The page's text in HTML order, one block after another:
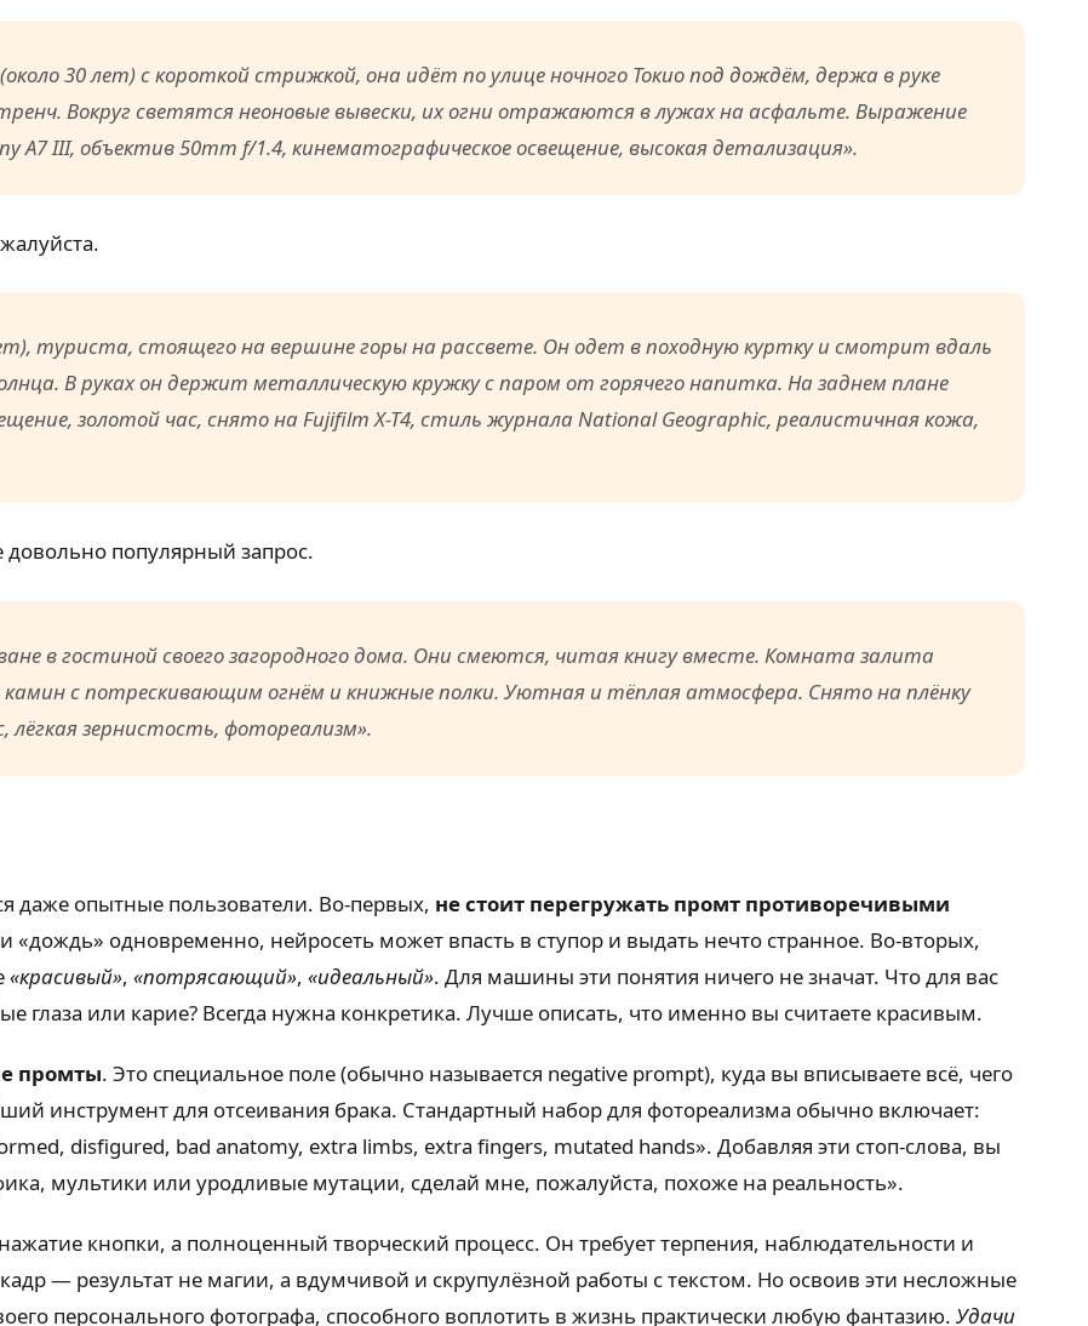
30 лет) с короткой стрижкой, она идёт по улице ночного Токио под дождём, держа в руке
Вокруг светятся неоновые вывески, их огни отражаются в лужах на асфальте. Выражение
A7 III, объектив 50mm f/1.4, кинематографическое освещение, высокая детализация».
туриста, стоящего на вершине горы на рассвете. Он одет в походную куртку и смотрит вдаль
В руках он держит металлическую кружку с паром от горячего напитка. На заднем плане
золотой час, снято на Fujifilm X-T4, стиль журнала National Geographic, реалистичная кожа,
популярный запрос.
в гостиной своего загородного дома. Они смеются, читая книгу вместе. Комната залита
с потрескивающим огнём и книжные полки. Уютная и тёплая атмосфера. Снято на плёнку
лёгкая зернистость, фотореализм».
даже опытные пользователи. Во-первых, не стоит перегружать промт противоречивыми
«дождь» одновременно, нейросеть может впасть в ступор и выдать нечто странное. Во-вторых,
«красивый», «потрясающий», «идеальный». Для машины эти понятия ничего не значат. Что для вас
глаза или карие? Всегда нужна конкретика. Лучше описать, что именно вы считаете красивым.
промты. Это специальное поле (обычно называется negative prompt), куда вы вписываете всё, чего
инструмент для отсеивания брака. Стандартный набор для фотореализма обычно включает:
disfigured, bad anatomy, extra limbs, extra fingers, mutated hands». Добавляя эти стоп-слова, вы
мультики или уродливые мутации, сделай мне, пожалуйста, похоже на реальность».
кнопки, а полноценный творческий процесс. Он требует терпения, наблюдательности и
— результат не магии, а вдумчивой и скрупулёзной работы с текстом. Но освоив эти несложные
персонального фотографа, способного воплотить в жизнь практически любую фантазию. Удачи